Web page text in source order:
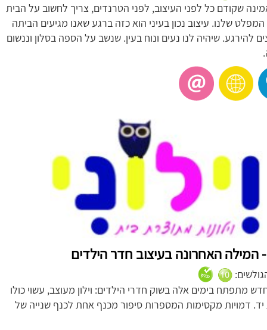
שקודם כל לפני העיצוב, לפני הטרנדים, צריך לחשוב על הבית
שלנו. עיצוב נכון בעיני הוא כזה ברגע שאנו מגיעים הביתה
להירגע. שיהיה לנו נעים ונוח בעין. שנשב על הספה בסלון וננשום
- המילה האחרונה בעיצוב חדר הילדים
מתפתח בימים אלה בשוק חדרי הילדים: וילון מעוצב, עשוי כולו
דמויות מקסימות המספרות סיפור מכנף אחת לכנף שנייה של